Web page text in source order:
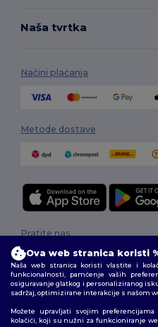
Naša tvrtka
Načini plaćanja
Metode dostave
2026. Sva prava
Pratite nas
Ova web stranica koristi
Naša web stranica koristi vlastite i
funkcionalnosti, pamćenje vaših
osiguravanje glatkog i personaliziranog
sadržaj, optimizirane interakcije s našom
Možete upravljati svojim
kolačići, koji su nužni za funkcioniranje